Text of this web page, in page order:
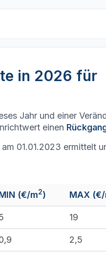
in 2026 für
Jahr und einer
einen
01.01.2023 ermittelt
(€/m2) MAX
19
2,5